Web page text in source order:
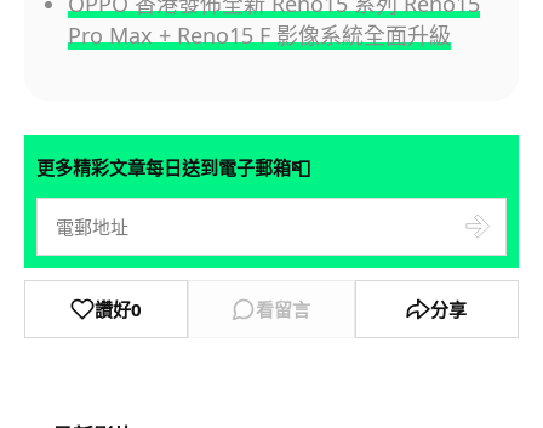
Pro Max + Reno15 F 影像系統全面升級
更多精彩文章每日送到電子郵箱📮
讚好0 看留言 分享